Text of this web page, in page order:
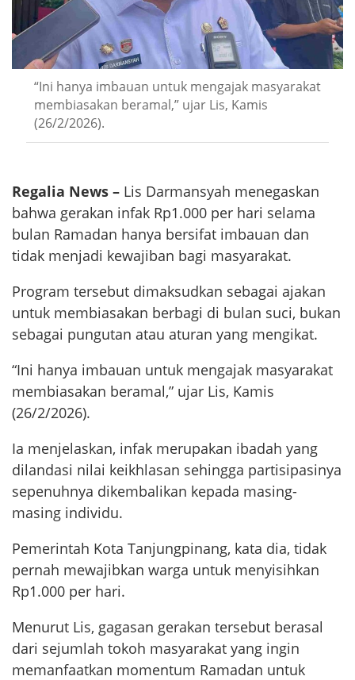
“Ini hanya imbauan untuk mengajak masyarakat
membiasakan beramal,” ujar Lis, Kamis
(26/2/2026).
Regalia News – Lis Darmansyah menegaskan
bahwa gerakan infak Rp1.000 per hari selama
bulan Ramadan hanya bersifat imbauan dan
tidak menjadi kewajiban bagi masyarakat.
Program tersebut dimaksudkan sebagai ajakan
untuk membiasakan berbagi di bulan suci, bukan
sebagai pungutan atau aturan yang mengikat.
“Ini hanya imbauan untuk mengajak masyarakat
membiasakan beramal,” ujar Lis, Kamis
(26/2/2026).
Ia menjelaskan, infak merupakan ibadah yang
dilandasi nilai keikhlasan sehingga partisipasinya
sepenuhnya dikembalikan kepada masing-
masing individu.
Pemerintah Kota Tanjungpinang, kata dia, tidak
pernah mewajibkan warga untuk menyisihkan
Rp1.000 per hari.
Menurut Lis, gagasan gerakan tersebut berasal
dari sejumlah tokoh masyarakat yang ingin
memanfaatkan momentum Ramadan untuk